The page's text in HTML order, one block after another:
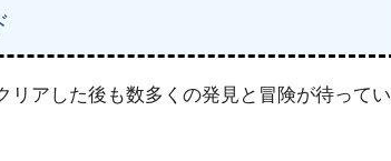
アした後も数多くの発見と冒険が待ってい